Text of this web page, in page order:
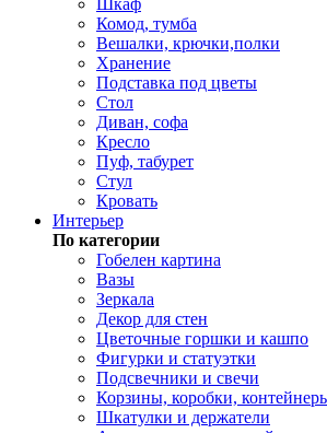
Шкаф
Комод, тумба
Вешалки, крючки,полки
Хранение
Подставка под цветы
Стол
Диван, софа
Кресло
Пуф, табурет
Стул
Кровать
Интерьер
По категории
Гобелен картина
Вазы
Зеркала
Декор для стен
Цветочные горшки и кашпо
Фигурки и статуэтки
Подсвечники и свечи
Корзины, коробки,
Шкатулки и держатели